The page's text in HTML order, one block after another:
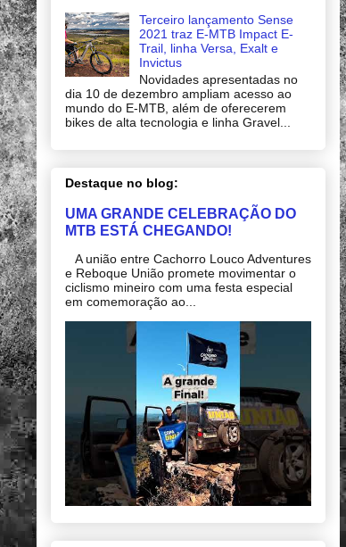
Terceiro lançamento Sense
2021 traz E-MTB Impact E-
Trail, linha Versa, Exalt e
Invictus
Novidades apresentadas no
dia 10 de dezembro ampliam acesso ao
mundo do E-MTB, além de oferecerem
bikes de alta tecnologia e linha Gravel...
Destaque no blog:
UMA GRANDE CELEBRAÇÃO DO
MTB ESTÁ CHEGANDO!
A união entre Cachorro Louco Adventures
e Reboque União promete movimentar o
ciclismo mineiro com uma festa especial
em comemoração ao...